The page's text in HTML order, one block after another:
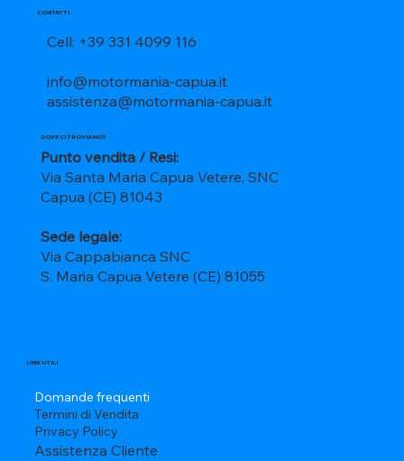
CONTATTI
Cell: +39 331 4099 116
info@motormania-capua.it
assistenza@motormania-capua.it
DOVE CI TROVIAMO?
Punto vendita / Resi:
Via Santa Maria Capua Vetere, SNC
Capua (CE) 81043
Sede legale:
Via Cappabianca SNC
S. Maria Capua Vetere (CE) 81055
LINK UTILI
Domande frequenti
Termini di Vendita
Privacy Policy
Assistenza Cliente